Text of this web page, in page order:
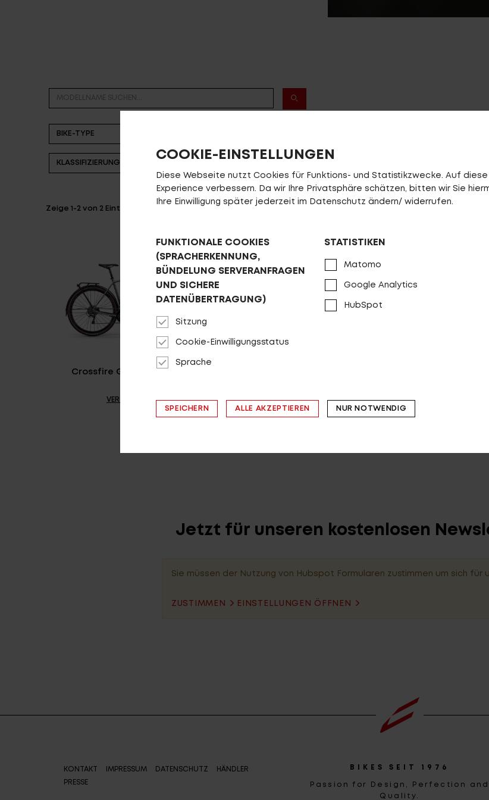
Zeige1-2 von 2 Einträgen.
Crossfire Gravel 2000 EQ
VERGLEICHEN VERGLEICHEN
Jetzt für unseren kostenlosen
Sie müssen der Nutzung von Hubspot Formularen zustimmen um sich
ZUSTIMMEN EINSTELLUNGEN ÖFFNEN
BIKES SEIT 1976
Passion for Design, Perfection and
Quality.
KONTAKT IMPRESSUM DATENSCHUTZ
HÄNDLER
PRESSE
COOKIE-EINSTELLUNGEN
Diese Webseite nutzt Cookies für Funktions- und Statistikzwecke. Auf diese
Experience verbessern. Da wir Ihre Privatsphäre schätzen, bitten wir Sie
Ihre Einwilligung später jederzeit im Datenschutz ändern/ widerrufen.
FUNKTIONALE COOKIES
(SPRACHERKENNUNG,
BÜNDELUNG SERVERANFRAGEN
UND SICHERE
DATENÜBERTRAGUNG)
Sitzung
Cookie-Einwilligungsstatus
Sprache
STATISTIKEN
Matomo
Google Analytics
HubSpot
SPEICHERN ALLE AKZEPTIEREN NUR NOTWENDIG